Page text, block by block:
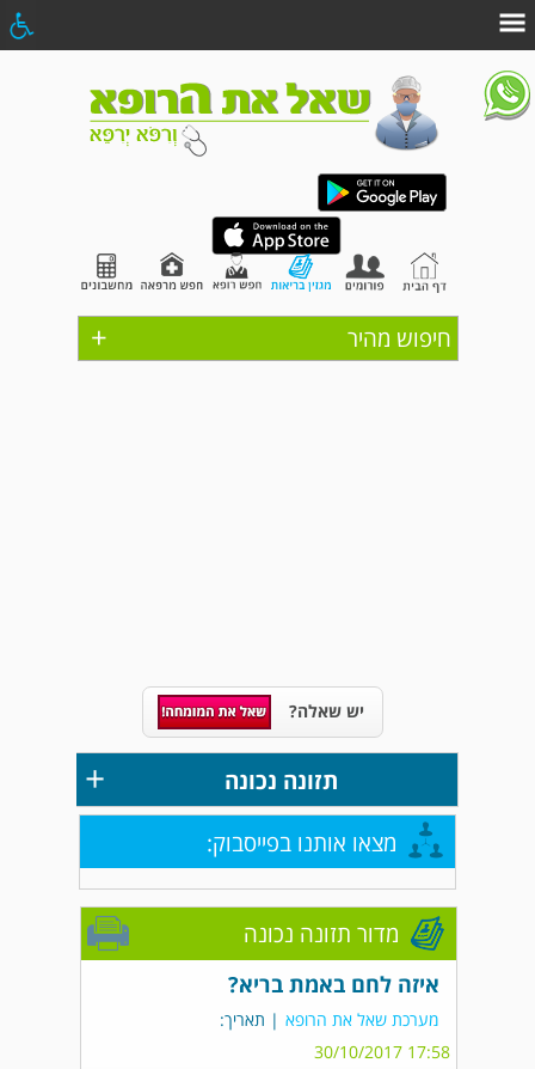
+ חיפוש מהיר
יש שאלה?
תזונה נכונה +
מצאו אותנו בפייסבוק:
מדור תזונה נכונה
איזה לחם באמת בריא?
מערכת שאל את הרופא | תאריך:
17:58 30/10/2017